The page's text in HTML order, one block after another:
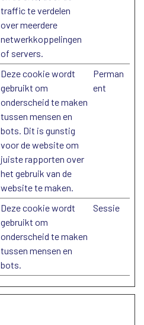
traffic te verdelen
over meerdere
netwerkkoppelingen
of servers.
Deze cookie wordt
gebruikt om
onderscheid te maken
tussen mensen en
bots. Dit is gunstig
voor de website om
juiste rapporten over
het gebruik van de
website te maken.
Perman
ent
Deze cookie wordt
gebruikt om
onderscheid te maken
tussen mensen en
bots.
Sessie